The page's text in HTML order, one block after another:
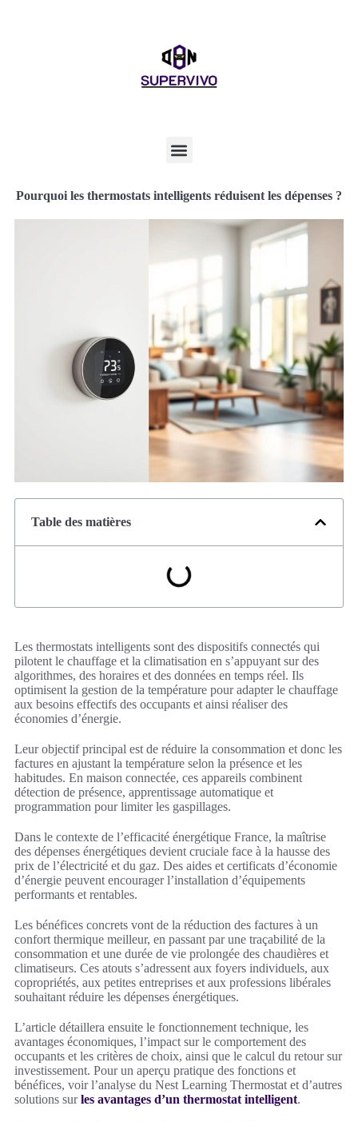
Pourquoi les thermostats intelligents réduisent les dépenses ?
Table des matières
Les thermostats intelligents sont des dispositifs connectés qui
pilotent le chauffage et la climatisation en s’appuyant sur des
algorithmes, des horaires et des données en temps réel. Ils
optimisent la gestion de la température pour adapter le chauffage
aux besoins effectifs des occupants et ainsi réaliser des
économies d’énergie.
Leur objectif principal est de réduire la consommation et donc les
factures en ajustant la température selon la présence et les
habitudes. En maison connectée, ces appareils combinent
détection de présence, apprentissage automatique et
programmation pour limiter les gaspillages.
Dans le contexte de l’efficacité énergétique France, la maîtrise
des dépenses énergétiques devient cruciale face à la hausse des
prix de l’électricité et du gaz. Des aides et certificats d’économie
d’énergie peuvent encourager l’installation d’équipements
performants et rentables.
Les bénéfices concrets vont de la réduction des factures à un
confort thermique meilleur, en passant par une traçabilité de la
consommation et une durée de vie prolongée des chaudières et
climatiseurs. Ces atouts s’adressent aux foyers individuels, aux
copropriétés, aux petites entreprises et aux professions libérales
souhaitant réduire les dépenses énergétiques.
L’article détaillera ensuite le fonctionnement technique, les
avantages économiques, l’impact sur le comportement des
occupants et les critères de choix, ainsi que le calcul du retour sur
investissement. Pour un aperçu pratique des fonctions et
bénéfices, voir l’analyse du Nest Learning Thermostat et d’autres
solutions surles avantages d’un thermostat intelligent.